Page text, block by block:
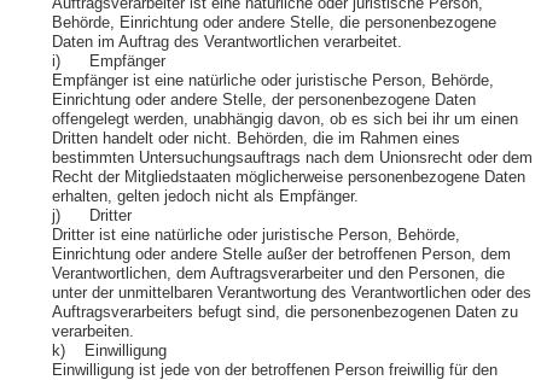
Auftragsverarbeiter ist eine natürliche oder juristische Person,
Behörde, Einrichtung oder andere Stelle, die personenbezogene
Daten im Auftrag des Verantwortlichen verarbeitet.
i) Empfänger
Empfänger ist eine natürliche oder juristische Person, Behörde,
Einrichtung oder andere Stelle, der personenbezogene Daten
offengelegt werden, unabhängig davon, ob es sich bei ihr um einen
Dritten handelt oder nicht. Behörden, die im Rahmen eines
bestimmten Untersuchungsauftrags nach dem Unionsrecht oder dem
Recht der Mitgliedstaaten möglicherweise personenbezogene Daten
erhalten, gelten jedoch nicht als Empfänger.
j) Dritter
Dritter ist eine natürliche oder juristische Person, Behörde,
Einrichtung oder andere Stelle außer der betroffenen Person, dem
Verantwortlichen, dem Auftragsverarbeiter und den Personen, die
unter der unmittelbaren Verantwortung des Verantwortlichen oder des
Auftragsverarbeiters befugt sind, die personenbezogenen Daten zu
verarbeiten.
k) Einwilligung
Einwilligung ist jede von der betroffenen Person freiwillig für den